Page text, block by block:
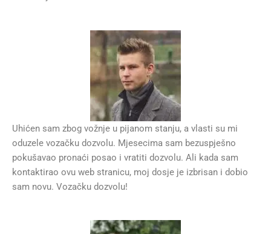
Uhićen sam zbog vožnje u pijanom stanju, a vlasti su mi
oduzele vozačku dozvolu. Mjesecima sam bezuspješno
pokušavao pronaći posao i vratiti dozvolu. Ali kada sam
kontaktirao ovu web stranicu, moj dosje je izbrisan i dobio
sam novu. Vozačku dozvolu!